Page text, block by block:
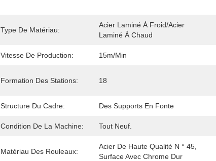
Type De Matériau:
Acier Laminé À Froid/acier
Laminé À Chaud
Vitesse De Production: 15m/min
Formation Des Stations: 18
Structure Du Cadre: Des Supports En Fonte
Condition De La Machine: Tout Neuf.
Matériau Des Rouleaux:
Acier De Haute Qualité N ° 45,
Surface Avec Chrome Dur